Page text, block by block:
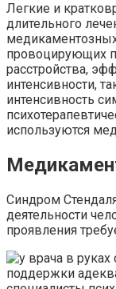
Легкие и
длительного
провоцирующих
расстройства,
интенсивности,
интенсивность
используются
Синдром
деятельности
проявления
поддержки